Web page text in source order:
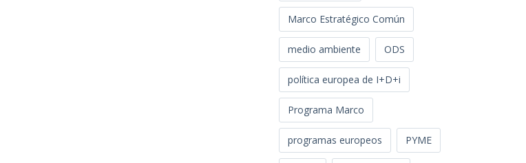
Marco Estratégico Común
medio ambiente ODS
política europea de I+D+i
Programa Marco
programas europeos PYME